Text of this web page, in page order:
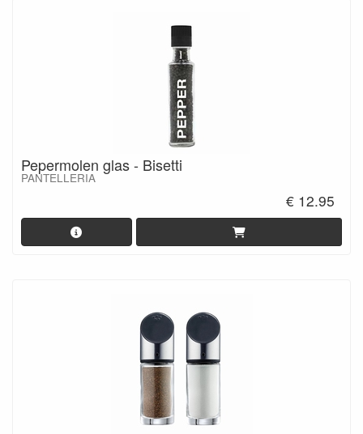
Pepermolen glas - Bisetti
PANTELLERIA
€ 12.95